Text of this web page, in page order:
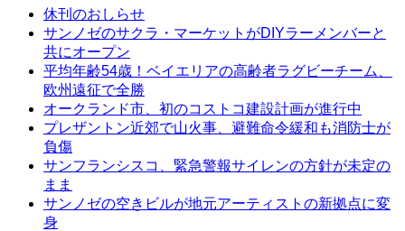
休刊のおしらせ
サンノゼのサクラ・マーケットがDIYラーメンバーと
共にオープン
平均年齢54歳！ベイエリアの高齢者ラグビーチーム、
欧州遠征で全勝
オークランド市、初のコストコ建設計画が進行中
プレザントン近郊で山火事、避難命令緩和も消防士が
負傷
サンフランシスコ、緊急警報サイレンの方針が未定の
まま
サンノゼの空きビルが地元アーティストの新拠点に変
身